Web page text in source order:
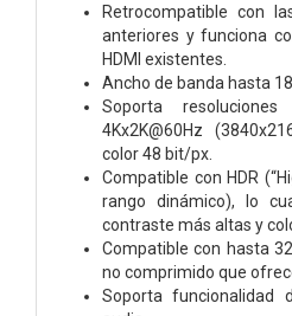
Retrocompatible con
anteriores y funciona
HDMI existentes.
Ancho de banda hasta
Soporta
4Kx2K@60Hz
color 48 bit/px.
Compatible con HDR
rango dinámico), lo
contraste más altas y
Compatible con hasta
no comprimido que
Soporta funcionalidad